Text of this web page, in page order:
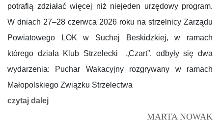
potrafią zdziałać więcej niż niejeden urzędowy program.
W dniach 27–28 czerwca 2026 roku na strzelnicy Zarządu
Powiatowego LOK w Suchej Beskidzkiej, w ramach
którego działa Klub Strzelecki „Czart”, odbyły się dwa
wydarzenia: Puchar Wakacyjny rozgrywany w ramach
Małopolskiego Związku Strzelectwa
czytaj dalej
MARTA NOWAK